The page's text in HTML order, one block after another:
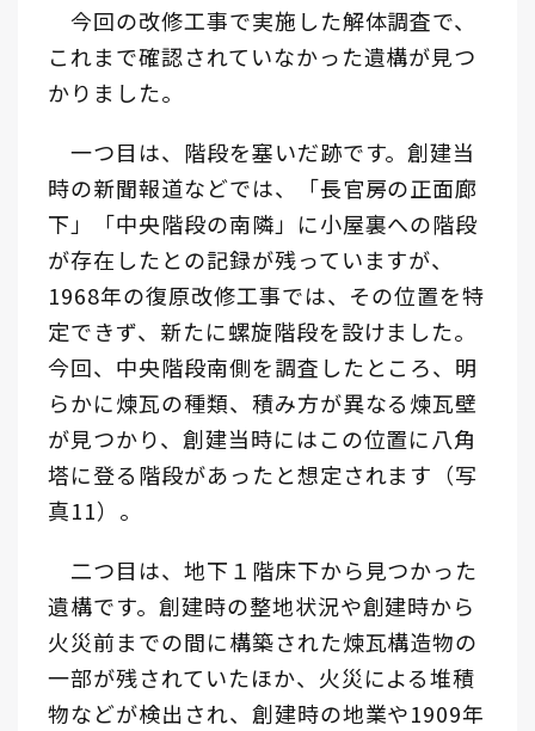
今回の改修工事で実施した解体調査で、
これまで確認されていなかった遺構が見つ
かりました。
一つ目は、階段を塞いだ跡です。創建当
時の新聞報道などでは、「長官房の正面廊
下」「中央階段の南隣」に小屋裏への階段
が存在したとの記録が残っていますが、
1968年の復原改修工事では、その位置を特
定できず、新たに螺旋階段を設けました。
今回、中央階段南側を調査したところ、明
らかに煉瓦の種類、積み方が異なる煉瓦壁
が見つかり、創建当時にはこの位置に八角
塔に登る階段があったと想定されます（写
真11）。
二つ目は、地下１階床下から見つかった
遺構です。創建時の整地状況や創建時から
火災前までの間に構築された煉瓦構造物の
一部が残されていたほか、火災による堆積
物などが検出され、創建時の地業や1909年